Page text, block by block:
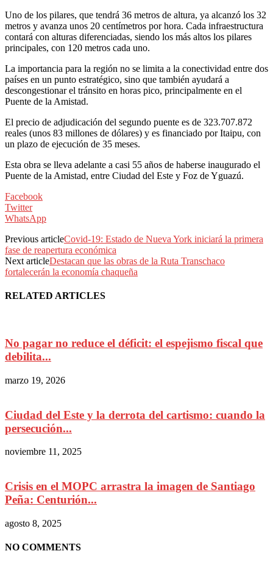
Uno de los pilares, que tendrá 36 metros de altura, ya alcanzó los 32
metros y avanza unos 20 centímetros por hora. Cada infraestructura
contará con alturas diferenciadas, siendo los más altos los pilares
principales, con 120 metros cada uno.
La importancia para la región no se limita a la conectividad entre dos
países en un punto estratégico, sino que también ayudará a
descongestionar el tránsito en horas pico, principalmente en el
Puente de la Amistad.
El precio de adjudicación del segundo puente es de 323.707.872
reales (unos 83 millones de dólares) y es financiado por Itaipu, con
un plazo de ejecución de 35 meses.
Esta obra se lleva adelante a casi 55 años de haberse inaugurado el
Puente de la Amistad, entre Ciudad del Este y Foz de Yguazú.
Facebook
Twitter
WhatsApp
Previous articleCovid-19: Estado de Nueva York iniciará la primera
fase de reapertura económica
Next articleDestacan que las obras de la Ruta Transchaco
fortalecerán la economía chaqueña
RELATED ARTICLES
No pagar no reduce el déficit: el espejismo fiscal que
debilita...
marzo 19, 2026
Ciudad del Este y la derrota del cartismo: cuando la
persecución...
noviembre 11, 2025
Crisis en el MOPC arrastra la imagen de Santiago
Peña: Centurión...
agosto 8, 2025
NO COMMENTS